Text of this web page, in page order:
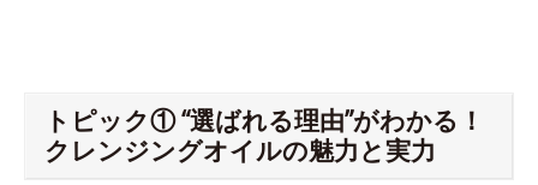
トピック① “選ばれる理由”がわかる！
クレンジングオイルの魅力と実力